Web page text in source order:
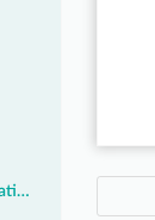
Microsoft Digital and App Innovation